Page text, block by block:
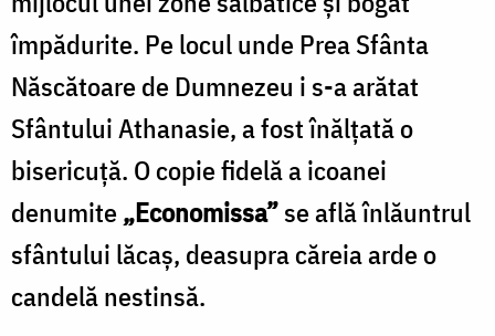
împădurite. Pe locul unde Prea Sfânta
Născătoare de Dumnezeu i s-a arătat
Sfântului Athanasie, a fost înălţată o
bisericuţă. O copie fidelă a icoanei
denumite„Economissa”se află înlăuntrul
sfântului lăcaş, deasupra căreia arde o
candelă nestinsă.